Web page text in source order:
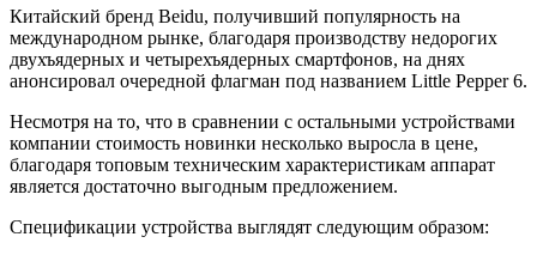
Китайский бренд Beidu, получивший популярность на
международном рынке, благодаря производству недорогих
двухъядерных и четырехъядерных смартфонов, на днях
анонсировал очередной флагман под названием Little Pepper 6.
Несмотря на то, что в сравнении с остальными устройствами
компании стоимость новинки несколько выросла в цене,
благодаря топовым техническим характеристикам аппарат
является достаточно выгодным предложением.
Спецификации устройства выглядят следующим образом: